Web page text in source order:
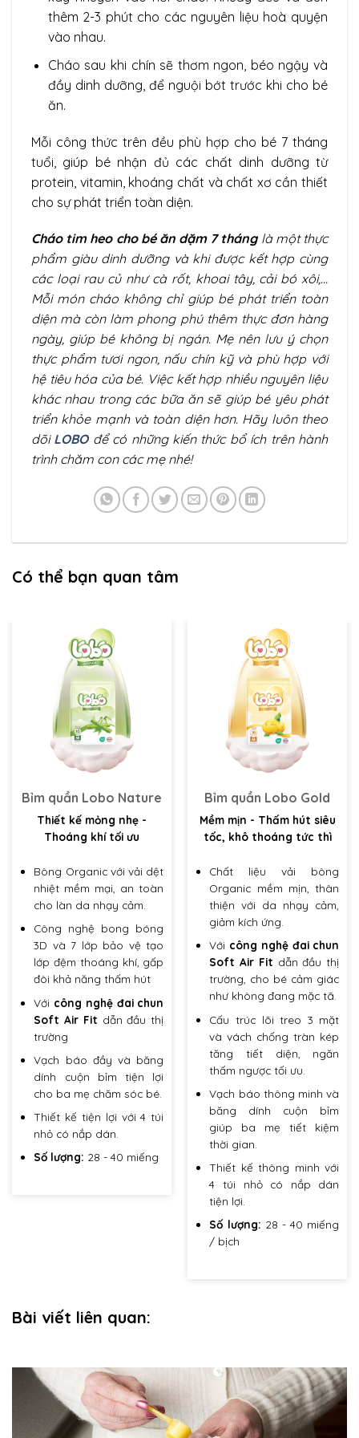
thêm 2-3 phút cho các nguyên liệu hoà quyện
vào nhau.
Cháo sau khi chín sẽ thơm ngon, béo ngậy và
đầy dinh dưỡng, để nguội bớt trước khi cho bé
ăn.
Mỗi công thức trên đều phù hợp cho bé 7 tháng
tuổi, giúp bé nhận đủ các chất dinh dưỡng từ
protein, vitamin, khoáng chất và chất xơ cần thiết
cho sự phát triển toàn diện.
Cháo tim heo cho bé ăn dặm 7 thánglà một thực
phẩm giàu dinh dưỡng và khi được kết hợp cùng
các loại rau củ như cà rốt, khoai tây, cải bó xôi,…
Mỗi món cháo không chỉ giúp bé phát triển toàn
diện mà còn làm phong phú thêm thực đơn hàng
ngày, giúp bé không bị ngán. Mẹ nên lưu ý chọn
thực phẩm tươi ngon, nấu chín kỹ và phù hợp với
hệ tiêu hóa của bé. Việc kết hợp nhiều nguyên liệu
khác nhau trong các bữa ăn sẽ giúp bé yêu phát
triển khỏe mạnh và toàn diện hơn. Hãy luôn theo
dõi LOBOđể có những kiến thức bổ ích trên hành
trình chăm con các mẹ nhé!
Có thể bạn quan tâm
Bỉm quần Lobo Nature
Thiết kế mỏng nhẹ -
Thoáng khí tối ưu
Bông Organic với vải dệt
nhiệt mềm mại, an toàn
cho làn da nhạy cảm.
Công nghệ bong bóng
3D và 7 lớp bảo vệ tạo
lớp đệm thoáng khí, gấp
đôi khả năng thấm hút
Với công nghệ đai chun
Soft Air Fit dẫn đầu thị
trường
Vạch báo đầy và băng
dính cuộn bỉm tiện lợi
cho ba mẹ chăm sóc bé.
Thiết kế tiện lợi với 4 túi
nhỏ có nắp dán.
Số lượng: 28 - 40 miếng
tùy
thể
được
chọn
trên
Bỉm quần Lobo Gold
Mềm mịn - Thấm hút siêu
tốc, khô thoáng tức thì
Chất liệu vải bông
Organic mềm mịn, thân
thiện với da nhạy cảm,
giảm kích ứng.
Với công nghệ đai chun
Soft Air Fit dẫn đầu thị
trường, cho bé cảm giác
như không đang mặc tã.
Cấu trúc lõi treo 3 mặt
và vách chống tràn kép
tăng tiết diện, ngăn
thấm ngược tối ưu.
Vạch báo thông minh và
băng dính cuộn bỉm
giúp ba mẹ tiết kiệm
thời gian.
Thiết kế thông minh với
4 túi nhỏ có nắp dán
tiện lợi.
Số lượng: 28 - 40 miếng
/ bịch
thể.
Các
tùy
chọn
Bài viết liên quan: